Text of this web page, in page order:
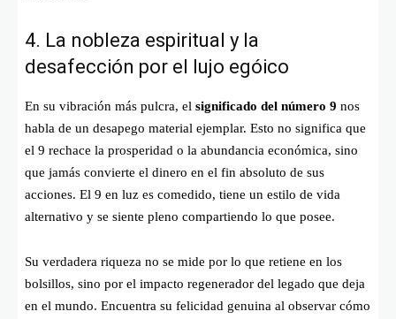
4. La nobleza espiritual y la
desafección por el lujo egóico
En su vibración más pulcra, el significado del número 9 nos
habla de un desapego material ejemplar. Esto no significa que
el 9 rechace la prosperidad o la abundancia económica, sino
que jamás convierte el dinero en el fin absoluto de sus
acciones. El 9 en luz es comedido, tiene un estilo de vida
alternativo y se siente pleno compartiendo lo que posee.
Su verdadera riqueza no se mide por lo que retiene en los
bolsillos, sino por el impacto regenerador del legado que deja
en el mundo. Encuentra su felicidad genuina al observar cómo